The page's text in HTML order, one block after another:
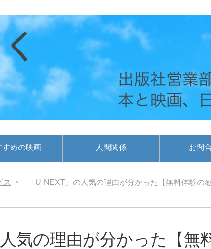
すめの映画 人間関係 お問
ス 「U-NEXT」の人気の理由が分かった【無料体験の
人気の理由が分かった【無